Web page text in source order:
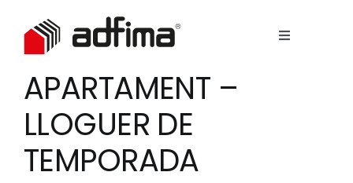
content
Toggle
Empresa
Serveis
View
Larger
Image
APARTAMENT –
LLOGUER DE
TEMPORADA